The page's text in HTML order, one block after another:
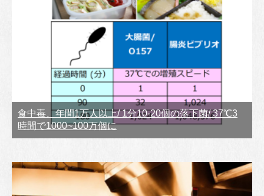
食中毒、年間1万人以上/ 1分10-20個の落下菌/ 37℃3
時間で1000~100万個に